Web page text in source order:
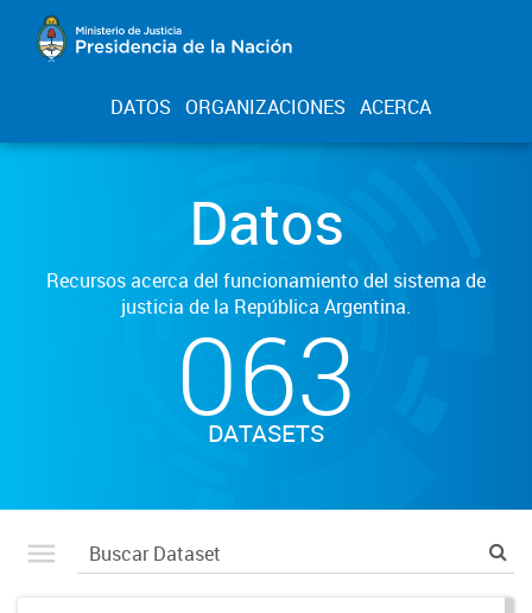
DATOS ORGANIZACIONES ACERCA
Datos
Recursos acerca del funcionamiento del sistema de
justicia de la República Argentina.
063
DATASETS